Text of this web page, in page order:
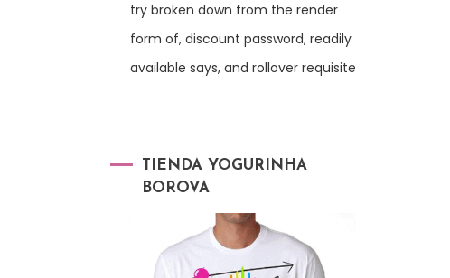
try broken down from the render
form of, discount password, readily
available says, and rollover requisite
TIENDA YOGURINHA
BOROVA